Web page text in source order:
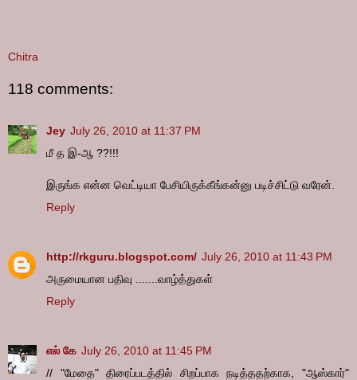
Chitra
118 comments:
Jey July 26, 2010 at 11:37 PM
மீ த இ-ஆ ??!!!
இருங்க என்ன வெட்டியா பேசியிருக்கீங்கன்னு படிச்சிட்டு வரேன்.
Reply
http://rkguru.blogspot.com/ July 26, 2010 at 11:43 PM
அருமையான பதிவு .......வாழ்த்துகள்
Reply
எல் கே July 26, 2010 at 11:45 PM
// "மேதை" திரைப்படத்தில் சிறப்பாக நடித்ததற்காக, "ஆஸ்கார்"